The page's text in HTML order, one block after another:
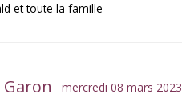
et toute la famille
Garon mercredi 08 mars 2023